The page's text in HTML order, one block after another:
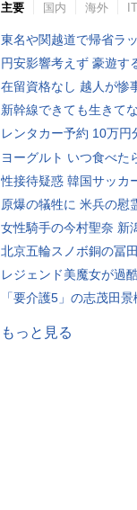
主要 国内 海外
東名や関越道で帰省ラ
円安影響考えず 豪遊す
在留資格なし 越人が惨
新幹線できても生きて
レンタカー予約 10万円
ヨーグルト いつ食べた
性接待疑惑 韓国サッカ
原爆の犠牲に 米兵の慰
女性騎手の今村聖奈 新
北京五輪スノボ銅の冨
レジェンド美魔女が過
「要介護5」の志茂田
もっと見る